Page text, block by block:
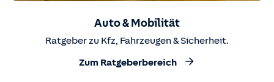
Auto & Mobilität
Ratgeber zu Kfz, Fahrzeugen & Sicherheit.
Zum Ratgeberbereich